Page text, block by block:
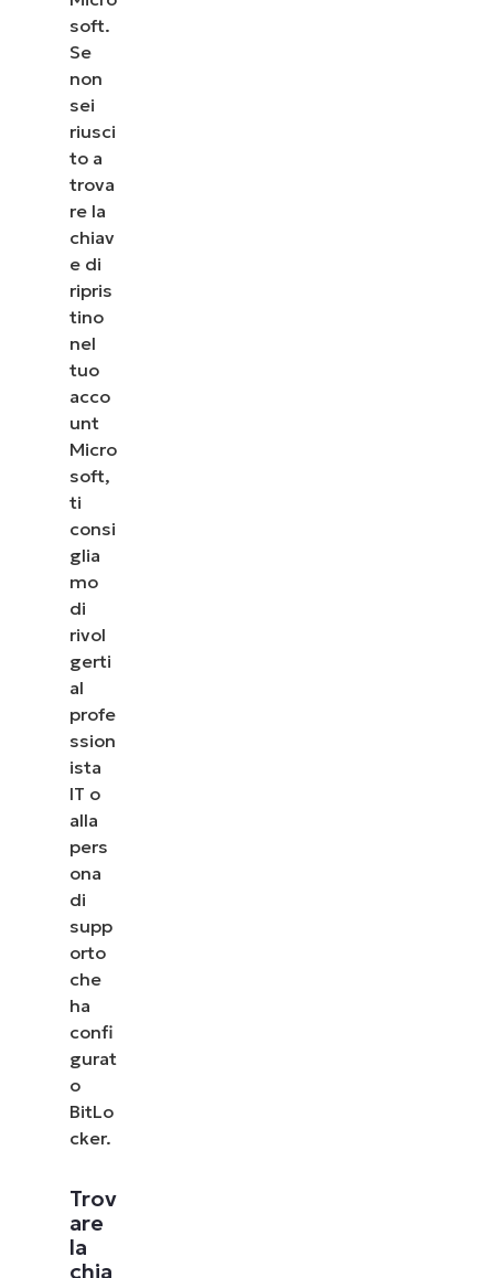
soft.
Se
non
sei
riusci
to a
trova
re la
chiav
e di
ripris
tino
nel
tuo
acco
unt
Micro
soft,
ti
consi
glia
mo
di
rivol
gerti
al
profe
ssion
ista
IT o
alla
pers
ona
di
supp
orto
che
ha
confi
gurat
o
BitLo
cker.
Trov
are
la
chia